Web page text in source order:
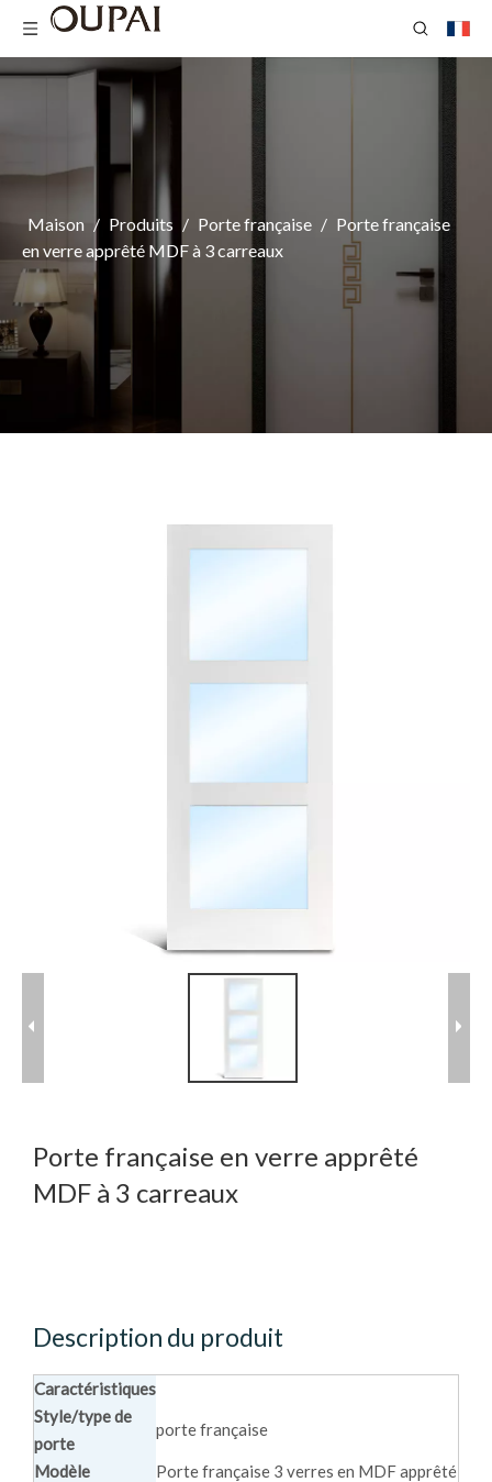
Maison / Produits / Porte française / Porte française
en verre apprêté MDF à 3 carreaux
Porte française en verre apprêté
MDF à 3 carreaux
Description du produit
Caractéristiques
Style/type de
porte
porte française
Modèle
Porte française 3 verres en MDF apprêté